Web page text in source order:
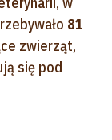
81
zwierząt,
się pod